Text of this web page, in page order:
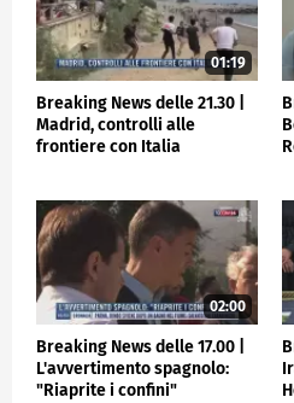
01:19
Breaking News delle 21.30 |
Madrid, controlli alle
frontiere con Italia
02:00
Breaking News delle 17.00 |
L'avvertimento spagnolo:
"Riaprite i confini"